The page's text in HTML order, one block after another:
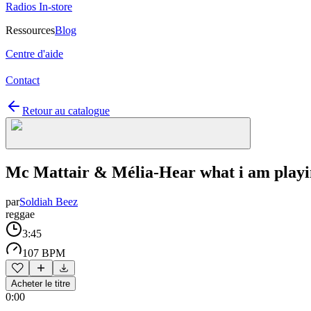
Radios In-store
RessourcesBlog
Centre d'aide
Contact
Retour au catalogue
Mc Mattair & Mélia-Hear what i am
parSoldiah Beez
reggae
3:45
107 BPM
Acheter le titre
0:00